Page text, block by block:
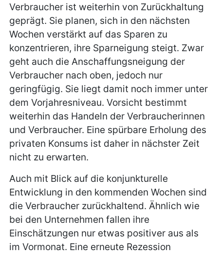
Verbraucher ist weiterhin von Zurückhaltung
geprägt. Sie planen, sich in den nächsten
Wochen verstärkt auf das Sparen zu
konzentrieren, ihre Sparneigung steigt. Zwar
geht auch die Anschaffungsneigung der
Verbraucher nach oben, jedoch nur
geringfügig. Sie liegt damit noch immer unter
dem Vorjahresniveau. Vorsicht bestimmt
weiterhin das Handeln der Verbraucherinnen
und Verbraucher. Eine spürbare Erholung des
privaten Konsums ist daher in nächster Zeit
nicht zu erwarten.
Auch mit Blick auf die konjunkturelle
Entwicklung in den kommenden Wochen sind
die Verbraucher zurückhaltend. Ähnlich wie
bei den Unternehmen fallen ihre
Einschätzungen nur etwas positiver aus als
im Vormonat. Eine erneute Rezession